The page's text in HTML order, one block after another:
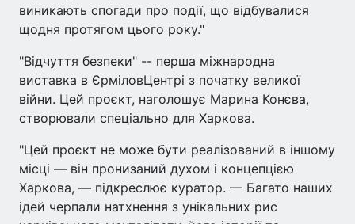
виникають спогади про події, що відбувалися
щодня протягом цього року."
"Відчуття безпеки" -- перша міжнародна
виставка в ЄрміловЦентрі з початку великої
війни. Цей проєкт, наголошує Марина Конєва,
створювали спеціально для Харкова.
"Цей проєкт не може бути реалізований в іншому
місці — він пронизаний духом і концепцією
Харкова, — підкреслює куратор. — Багато наших
ідей черпали натхнення з унікальних рис